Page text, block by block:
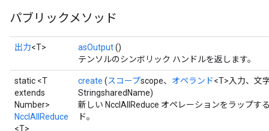
パブリックメソッド
出力<T> asOutput()
テンソルのシンボリック ハンドルを返します。
static <T
extends
Number>
NcclAllReduce
<T>
create (スコープscope、 オペランド<T>入力、文
StringsharedName)
新しい NcclAllReduce オペレーションをラップす
ド。